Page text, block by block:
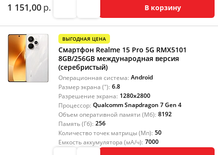
1 151,00 р. В корзину
ВЫГОДНАЯ ЦЕНА
Смартфон Realme 15 Pro 5G RMX5101
8GB/256GB международная версия
(серебристый)
Операционная система: Android
Размер экрана ("): 6.8
Разрешение экрана: 1280x2800
Процессор: Qualcomm Snapdragon 7 Gen 4
Объем оперативной памяти (Мб): 8192
Память (Гб): 256
Количество точек матрицы (Мп): 50
Емкость аккумулятора (мА/ч): 7000